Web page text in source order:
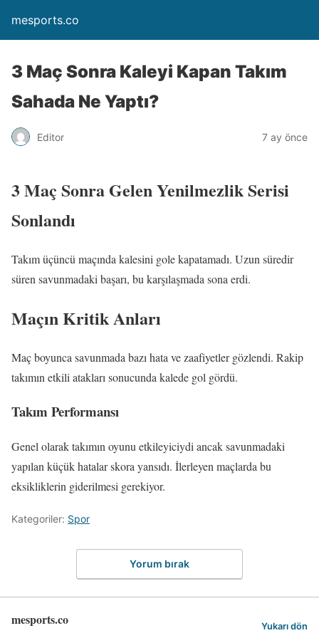
mesports.co
3 Maç Sonra Kaleyi Kapan Takım
Sahada Ne Yaptı?
Editor 7 ay önce
3 Maç Sonra Gelen Yenilmezlik Serisi
Sonlandı
Takım üçüncü maçında kalesini gole kapatamadı. Uzun süredir
süren savunmadaki başarı, bu karşılaşmada sona erdi.
Maçın Kritik Anları
Maç boyunca savunmada bazı hata ve zaafiyetler gözlendi. Rakip
takımın etkili atakları sonucunda kalede gol gördü.
Takım Performansı
Genel olarak takımın oyunu etkileyiciydi ancak savunmadaki
yapılan küçük hatalar skora yansıdı. İlerleyen maçlarda bu
eksikliklerin giderilmesi gerekiyor.
Kategoriler: Spor
Yorum bırak
mesports.co Yukarı dön